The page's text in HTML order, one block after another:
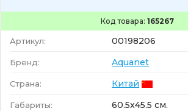
Код товара: 165267
Артикул: 00198206
Бренд: Aquanet
Страна: Китай
Габариты: 60.5x45.5 см.